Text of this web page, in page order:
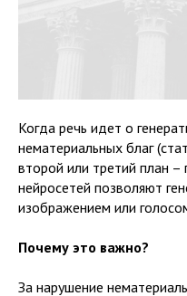
Когда речь идет о
нематериальных благ
второй или третий план
нейросетей позволяют
изображением или
Почему это важно?
За нарушение